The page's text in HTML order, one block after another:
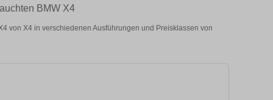
BMW X4
von X4 in verschiedenen Ausführungen und Preisklassen von